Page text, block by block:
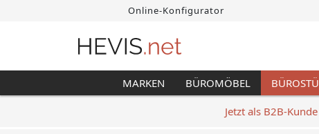
Online-Konfigurator
MARKEN BÜROMÖBEL
Jetzt als B2B-